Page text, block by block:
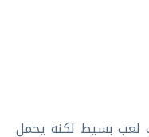
لعب بسيط لكنه يحمل